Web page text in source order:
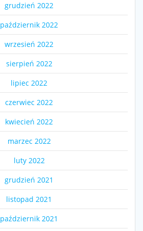
grudzień 2022
październik 2022
wrzesień 2022
sierpień 2022
lipiec 2022
czerwiec 2022
kwiecień 2022
marzec 2022
luty 2022
grudzień 2021
listopad 2021
październik 2021